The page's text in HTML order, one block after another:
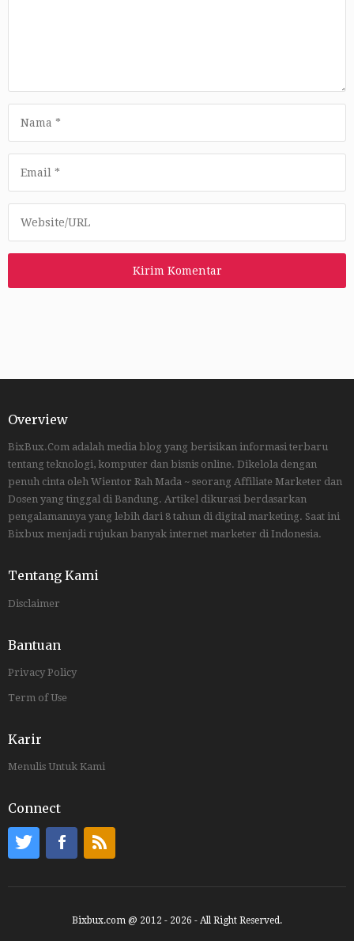
Overview
BixBux.Com adalah media blog yang berisikan informasi terbaru
tentang teknologi, komputer dan bisnis online. Dikelola dengan
penuh cinta oleh Wientor Rah Mada ~ seorang Affiliate Marketer dan
Dosen yang tinggal di Bandung. Artikel dikurasi berdasarkan
pengalamannya yang lebih dari 8 tahun di digital marketing. Saat ini
Bixbux menjadi rujukan banyak internet marketer di Indonesia.
Tentang Kami
Disclaimer
Bantuan
Privacy Policy
Term of Use
Karir
Menulis Untuk Kami
Connect
Bixbux.com @ 2012 - 2026 - All Right Reserved.